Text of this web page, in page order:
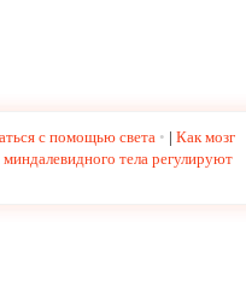
с помощью света | Как мозг
тела регулируют